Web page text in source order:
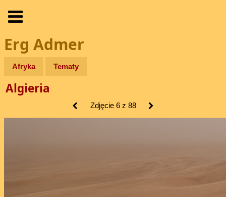
Erg Admer
Afryka Tematy
Algieria
Zdjęcie 6 z 88